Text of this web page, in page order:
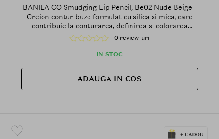
BANILA CO Smudging Lip Pencil, Be02 Nude Beige -
Creion contur buze formulat cu silica si mica, care
contribuie la conturarea, definirea si colorarea
buzelor si la metinerea confortului pe buze
0 review-uri
IN STOC
ADAUGA IN COS